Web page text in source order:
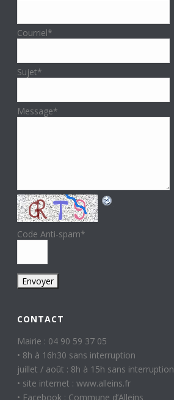
Courriel*
Sujet*
Message*
Code Anti-spam*
CONTACT
Mairie : 04 90 59 37 05
• 8h à 16h30 sans interruption
juillet / août : 8h à 15h sans interruption
• site internet : www.alleins.fr
• Facebook : Commune d’Alleins